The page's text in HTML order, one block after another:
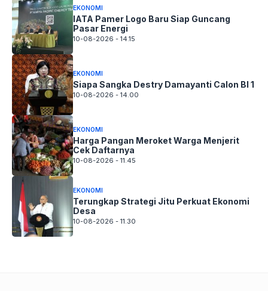
EKONOMI
IATA Pamer Logo Baru Siap Guncang
Pasar Energi
10-08-2026 - 14.15
EKONOMI
Siapa Sangka Destry Damayanti Calon BI 1
10-08-2026 - 14.00
EKONOMI
Harga Pangan Meroket Warga Menjerit
Cek Daftarnya
10-08-2026 - 11.45
EKONOMI
Terungkap Strategi Jitu Perkuat Ekonomi
Desa
10-08-2026 - 11.30